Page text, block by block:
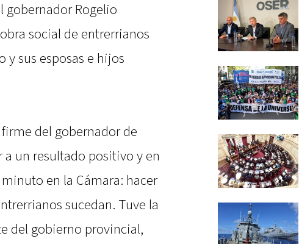
Rogelio
social de entrerrianos
sus esposas e hijos
del gobernador de
un resultado positivo y en
en la Cámara: hacer
sucedan. Tuve la
del gobierno provincial,